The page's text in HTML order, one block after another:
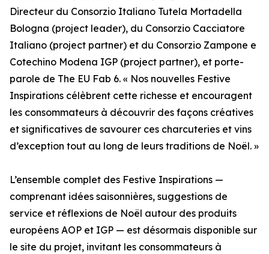
Directeur du Consorzio Italiano Tutela Mortadella
Bologna (project leader), du Consorzio Cacciatore
Italiano (project partner) et du Consorzio Zampone e
Cotechino Modena IGP (project partner), et porte-
parole de The EU Fab 6. « Nos nouvelles Festive
Inspirations célèbrent cette richesse et encouragent
les consommateurs à découvrir des façons créatives
et significatives de savourer ces charcuteries et vins
d’exception tout au long de leurs traditions de Noël. »
L’ensemble complet des Festive Inspirations —
comprenant idées saisonnières, suggestions de
service et réflexions de Noël autour des produits
européens AOP et IGP — est désormais disponible sur
le site du projet, invitant les consommateurs à